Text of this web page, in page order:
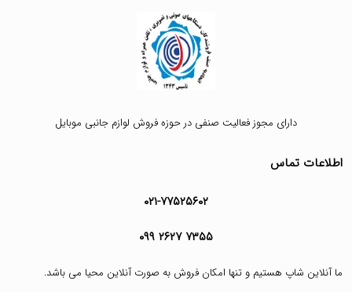
دارای مجوز فعالیت صنفی در حوزه فروش لوازم جانبی موبایل
اطلاعات تماس
۰۲۱-۷۷۵۲۵۶۰۲
۰۹۹ ۲۶۲۷ ۷۳۵۵
ما آنلاین شاپ هستیم و تنها امکان فروش به صورت آنلاین محیا می باشد.